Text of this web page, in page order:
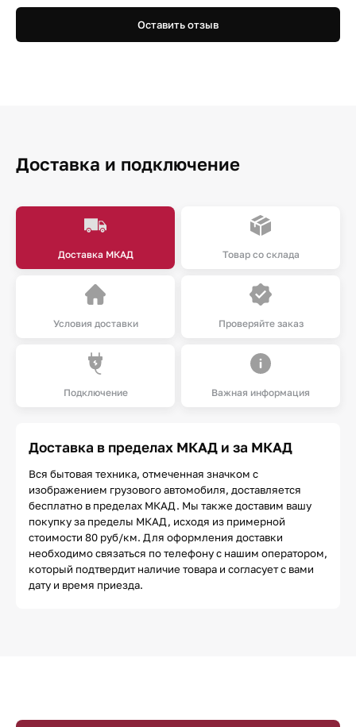
Оставить отзыв
Доставка и подключение
Доставка МКАД Товар со склада
Условия доставки Проверяйте заказ
Подключение Важная информация
Доставка в пределах МКАД и за МКАД
Вся бытовая техника, отмеченная значком с
изображением грузового автомобиля, доставляется
бесплатно в пределах МКАД. Мы также доставим вашу
покупку за пределы МКАД, исходя из примерной
стоимости 80 руб/км. Для оформления доставки
необходимо связаться по телефону с нашим оператором,
который подтвердит наличие товара и согласует с вами
дату и время приезда.